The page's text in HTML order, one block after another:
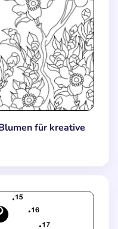
für kreative